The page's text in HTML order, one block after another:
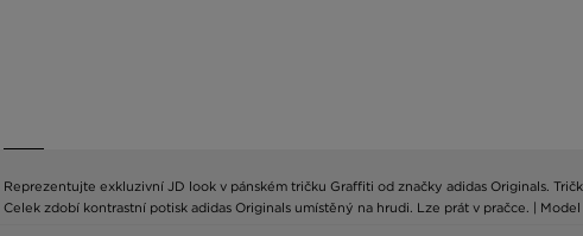
Reprezentujte exkluzivní JD look v pánském tričku Graffiti od značky adidas Originals.
Celek zdobí kontrastní potisk adidas Originals umístěný na hrudi. Lze prát v pračce. |